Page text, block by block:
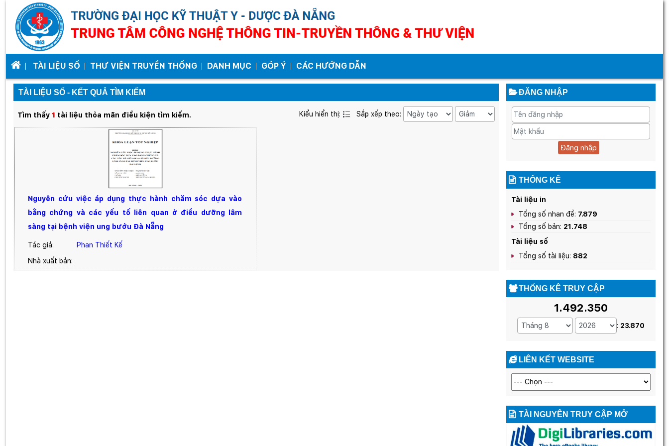
TÀI LIỆU SỐ THƯ VIỆN TRUYỀN THỐNG DANH MỤC GÓP Ý CÁC HƯỚNG DẪN
TÀI LIỆU SỐ - KẾT QUẢ TÌM KIẾM
Tìm thấy 1 tài liệu thỏa mãn điều kiện tìm kiếm. Kiểu hiển thị: Sắp xếp theo:
Nguyên cứu việc áp dụng thực hành chăm sóc dựa vào
bằng chứng và các yếu tố liên quan ở điều dưỡng lâm
sàng tại bệnh viện ung bướu Đà Nẵng
Tác giả:
Phan Thiết Kế
Nhà xuất bản:
ĐĂNG NHẬP
Đăng nhập
THỐNG KÊ
Tài liệu in
Tổng số nhan đề: 7.879
Tổng số bản: 21.748
Tài liệu số
Tổng số tài liệu: 882
THỐNG KÊ TRUY CẬP
1.492.350
: 23.870
LIÊN KẾT WEBSITE
TÀI NGUYÊN TRUY CẬP MỞ